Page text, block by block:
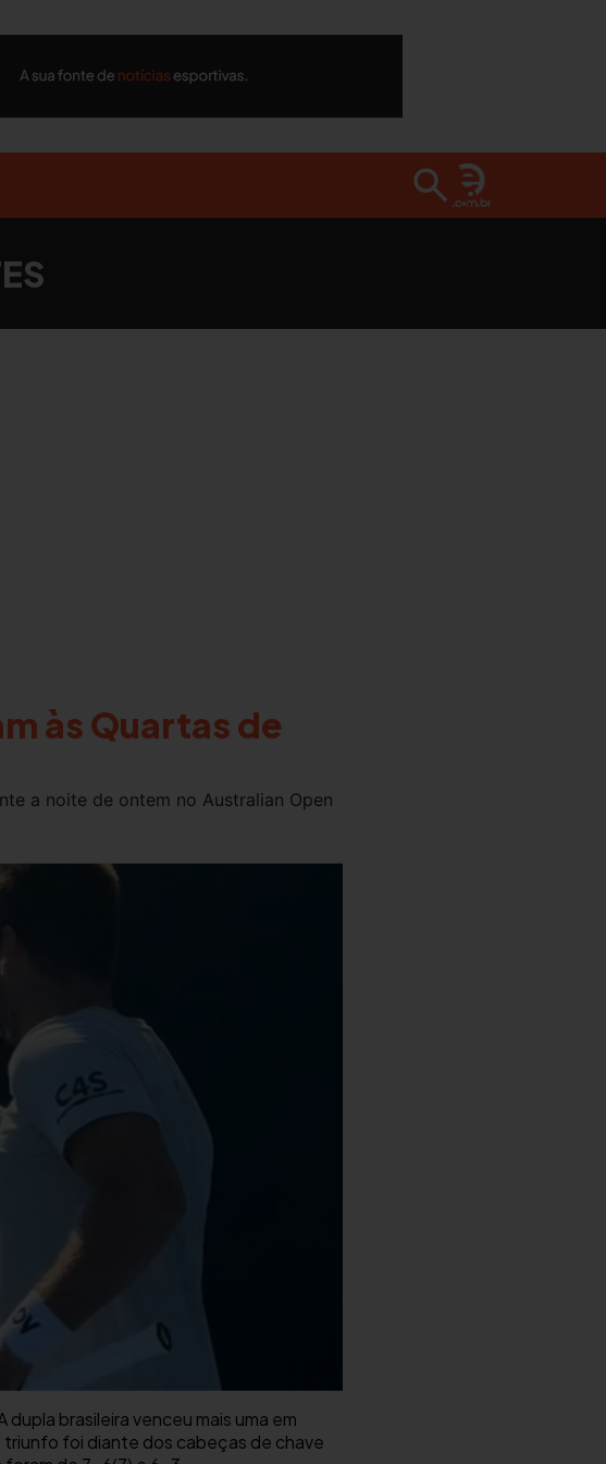
às Quartas de
a noite de ontem no Australian Open
brasileira venceu mais uma em
triunfo foi diante dos cabeças de chave